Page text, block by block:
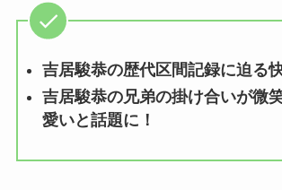
吉居駿恭の歴代区間記録に迫る
吉居駿恭の兄弟の掛け合いが微
愛いと話題に！